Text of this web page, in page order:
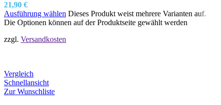
21,90 €
Ausführung wählen Dieses Produkt weist mehrere Varianten auf.
Die Optionen können auf der Produktseite gewählt werden
zzgl. Versandkosten
Vergleich
Schnellansicht
Zur Wunschliste